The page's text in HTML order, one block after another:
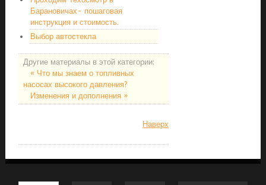
Барановичах- пошаговая
инструкция и стоимость.
Выбор автостекла
Другие материалы в этой категории:
« Что мы знаем о топливных
насосах высокого давления?
Изменения и дополнения »
Наверх